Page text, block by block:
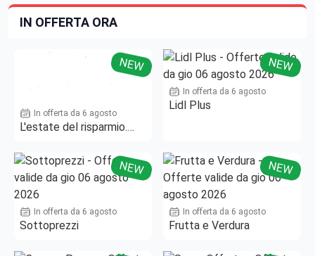
IN OFFERTA ORA
NEW
In offerta da 6 agosto
L'estate del risparmio.
NEW
In offerta da 6 agosto
Lidl Plus
NEW
In offerta da 6 agosto
Sottoprezzi
NEW
In offerta da 6 agosto
Frutta e Verdura